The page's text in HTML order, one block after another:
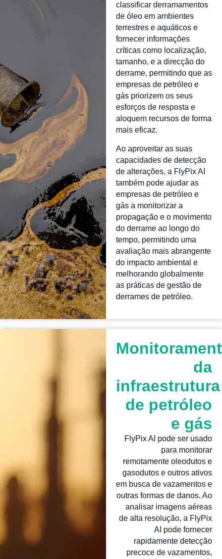
classificar derramamentos
de óleo em ambientes
terrestres e aquáticos e
fornecer informações
críticas como localização,
tamanho, e a direcção do
derrame, permitindo que as
empresas de petróleo e
gás priorizem os seus
esforços de resposta e
aloquem recursos de forma
mais eficaz.
Ao aproveitar as suas
capacidades de detecção
de alterações, a FlyPix AI
também pode ajudar as
empresas de petróleo e
gás a monitorizar a
propagação e o movimento
do derrame ao longo do
tempo, permitindo uma
avaliação mais abrangente
do impacto ambiental e
melhorando globalmente
as práticas de gestão de
derrames de petróleo.
da
infraestrutura
de petróleo
e gás
FlyPix AI pode ser usado
para monitorar
remotamente oleodutos e
gasodutos e outros ativos
em busca de vazamentos e
outras formas de danos. Ao
analisar imagens aéreas
de alta resolução, a FlyPix
AI pode fornecer
rapidamente detecção
precoce de vazamentos,